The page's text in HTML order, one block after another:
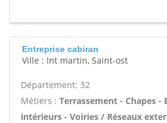
Entreprise cabiran
Ville : Int martin, Saint-ost
Département: 32
Métiers : Terrassement - Chapes -
intérieurs - Voiries / Réseaux